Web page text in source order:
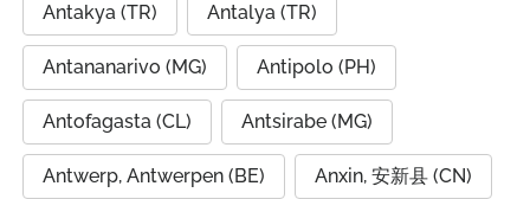
Antakya (TR) Antalya (TR)
Antananarivo (MG) Antipolo (PH)
Antofagasta (CL) Antsirabe (MG)
Antwerp, Antwerpen (BE) Anxin, 安新县 (CN)